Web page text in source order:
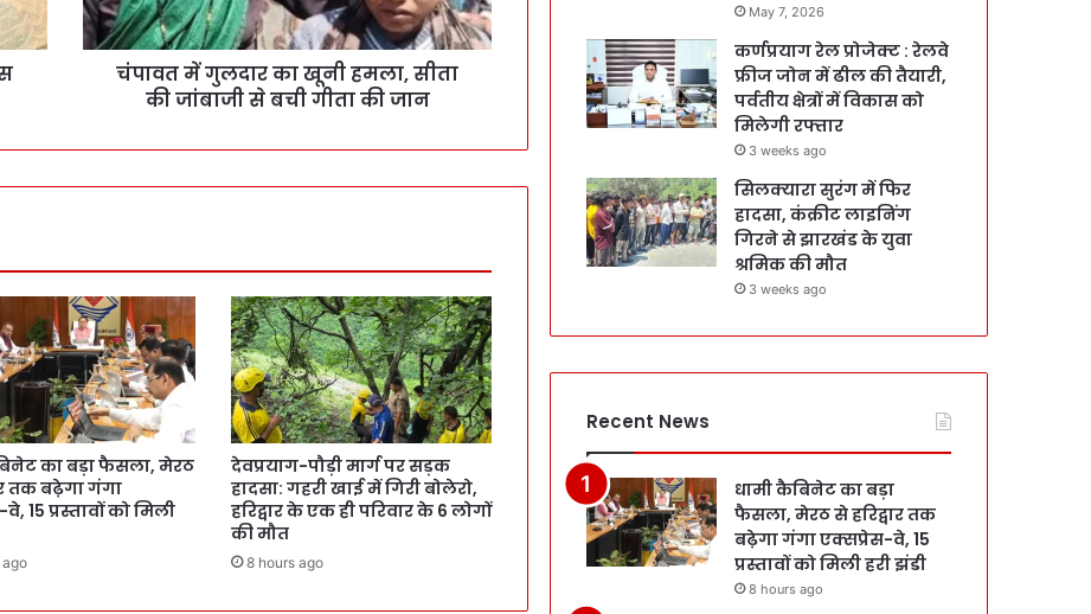
चंपावत में गुलदार का खूनी हमला, सीता
की जांबाजी से बची गीता की जान
का बड़ा फैसला, मेरठ
तक बढ़ेगा गंगा
15 प्रस्तावों को मिली
देवप्रयाग-पौड़ी मार्ग पर सड़क
हादसा: गहरी खाई में गिरी बोलेरो,
हरिद्वार के एक ही परिवार के 6 लोगों
की मौत
8 hours ago
May 7, 2026
कर्णप्रयाग रेल प्रोजेक्ट : रेलवे
फ्रीज जोन में ढील की तैयारी,
पर्वतीय क्षेत्रों में विकास को
मिलेगी रफ्तार
3 weeks ago
सिलक्यारा सुरंग में फिर
हादसा, कंक्रीट लाइनिंग
गिरने से झारखंड के युवा
श्रमिक की मौत
3 weeks ago
Recent News
धामी कैबिनेट का बड़ा
फैसला, मेरठ से हरिद्वार तक
बढ़ेगा गंगा एक्सप्रेस-वे, 15
प्रस्तावों को मिली हरी झंडी
8 hours ago